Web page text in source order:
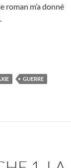
roman m’a donné
GUERRE